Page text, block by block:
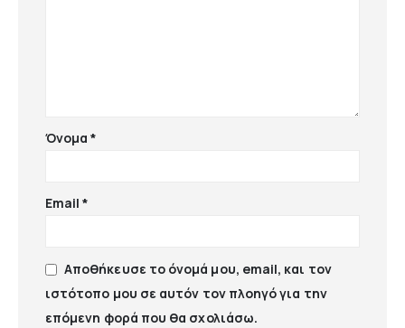
Όνομα*
Email*
Αποθήκευσε το όνομά μου, email, και τον
ιστότοπο μου σε αυτόν τον πλοηγό για την
επόμενη φορά που θα σχολιάσω.